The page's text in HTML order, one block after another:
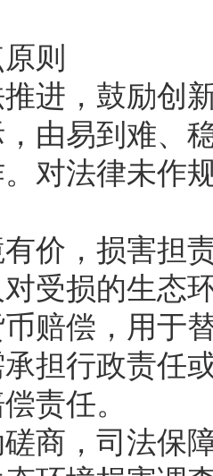
则
鼓励创新
由易到难、
对法律未作
损害担责
受损的生态
赔偿，用于
担行政责任
责任。
司法保障